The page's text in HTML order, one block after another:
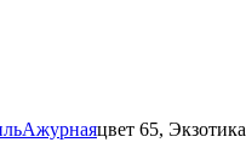
Ажурнаяцвет 65, Экзотика